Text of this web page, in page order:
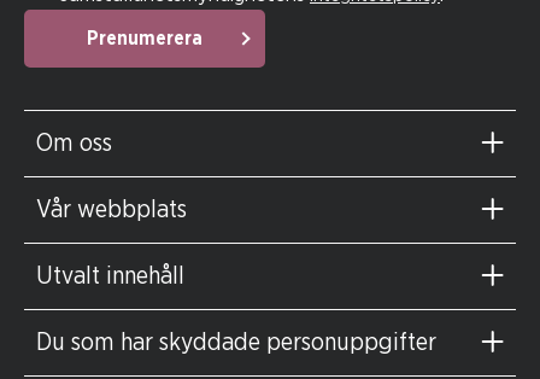
Prenumerera
Om oss
Vår webbplats
Utvalt innehåll
Du som har skyddade personuppgifter